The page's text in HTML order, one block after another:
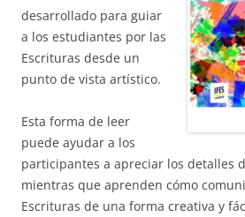
desarrollado para guiar
a los estudiantes por las
Escrituras desde un
punto de vista artístico.
Esta forma de leer
puede ayudar a los
participantes a apreciar los detalles
mientras que aprenden cómo
Escrituras de una forma creativa y